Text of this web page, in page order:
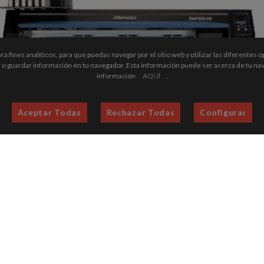
fines analíticos, para que puedas navegar por el sitio web y utilizar las
guardar información en tu navegador. Esta información puede ser acerca de tu
información
AQUÍ .
Aceptar Todas Rechazar Todas Configurar